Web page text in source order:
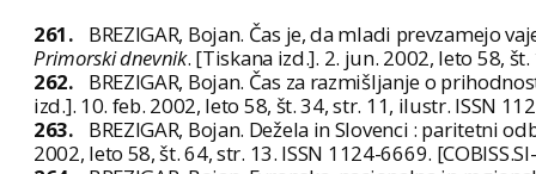
261.
BREZIGAR, Bojan. Čas je, da mladi prevzamejo
Primorski dnevnik. [Tiskana izd.]. 2. jun. 2002, leto 58,
262.
BREZIGAR, Bojan. Čas za razmišljanje o
izd.]. 10. feb. 2002, leto 58, št. 34, str. 11, ilustr. ISSN
263.
BREZIGAR, Bojan. Dežela in Slovenci : paritetni
2002, leto 58, št. 64, str. 13. ISSN 1124-6669.